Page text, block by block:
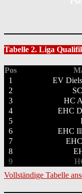
Tabelle 2. Liga
Pos
1
EV
2
3
HC
4
EHC
5
6
EHC
7
8
9
Vollständige Tabelle